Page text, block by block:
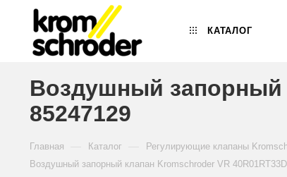
КАТАЛОГ
Воздушный запорный
85247129
Главная Каталог Регулирующие клапаны
Воздушный запорный клапан Kromschroder VR